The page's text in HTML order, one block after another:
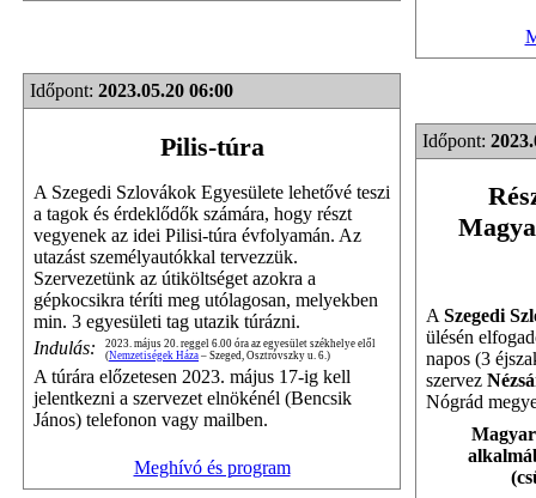
Időpont: 2023.05.20 06:00
Pilis-túra
A Szegedi Szlovákok Egyesülete lehetővé teszi
a tagok és érdeklődők számára, hogy részt
vegyenek az idei Pilisi-túra évfolyamán. Az
utazást személyautókkal tervezzük.
Szervezetünk az útiköltséget azokra a
gépkocsikra téríti meg utólagosan, melyekben
min. 3 egyesületi tag utazik túrázni.
Indulás:
2023. május 20. reggel 6.00 óra az egyesület székhelye elől
(Nemzetiségek Háza – Szeged, Osztróvszky u. 6.)
A túrára előzetesen 2023. május 17-ig kell
jelentkezni a szervezet elnökénél (Bencsik
János) telefonon vagy mailben.
Meghívó és program
Időpont:
A Szegedi
ülésén
napos (3
szervez
Nógrád